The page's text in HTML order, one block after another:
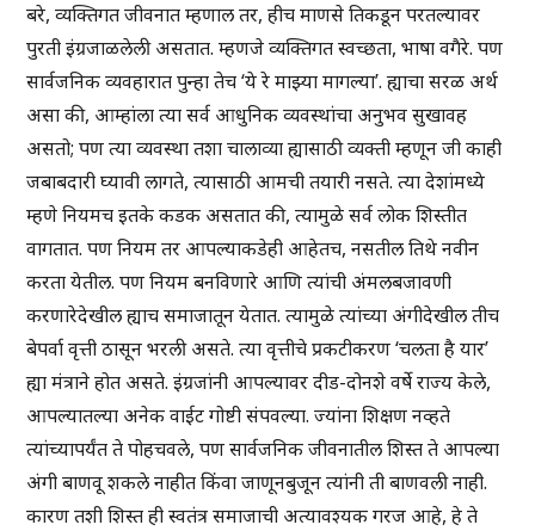
बरे, व्यक्तिगत जीवनात म्हणाल तर, हीच माणसे तिकडून परतल्यावर
पुरती इंग्रजाळलेली असतात. म्हणजे व्यक्तिगत स्वच्छता, भाषा वगैरे. पण
सार्वजनिक व्यवहारात पुन्हा तेच ‘ये रे माझ्या मागल्या’. ह्याचा सरळ अर्थ
असा की, आम्हांला त्या सर्व आधुनिक व्यवस्थांचा अनुभव सुखावह
असतो; पण त्या व्यवस्था तशा चालाव्या ह्यासाठी व्यक्ती म्हणून जी काही
जबाबदारी घ्यावी लागते, त्यासाठी आमची तयारी नसते. त्या देशांमध्ये
म्हणे नियमच इतके कडक असतात की, त्यामुळे सर्व लोक शिस्तीत
वागतात. पण नियम तर आपल्याकडेही आहेतच, नसतील तिथे नवीन
करता येतील. पण नियम बनविणारे आणि त्यांची अंमलबजावणी
करणारेदेखील ह्याच समाजातून येतात. त्यामुळे त्यांच्या अंगीदेखील तीच
बेपर्वा वृत्ती ठासून भरली असते. त्या वृत्तीचे प्रकटीकरण ‘चलता है यार’
ह्या मंत्राने होत असते. इंग्रजांनी आपल्यावर दीड-दोनशे वर्षे राज्य केले,
आपल्यातल्या अनेक वाईट गोष्टी संपवल्या. ज्यांना शिक्षण नव्हते
त्यांच्यापर्यंत ते पोहचवले, पण सार्वजनिक जीवनातील शिस्त ते आपल्या
अंगी बाणवू शकले नाहीत किंवा जाणूनबुजून त्यांनी ती बाणवली नाही.
कारण तशी शिस्त ही स्वतंत्र समाजाची अत्यावश्यक गरज आहे, हे ते